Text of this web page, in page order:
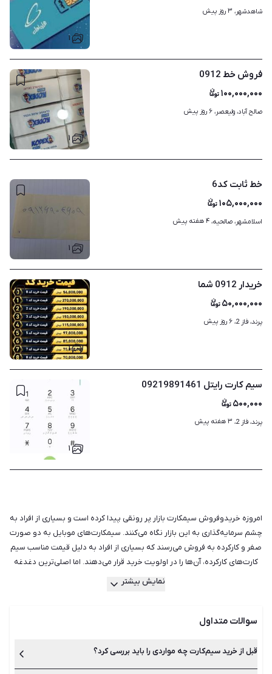
۱
شاهدشهر، ۳ روز پیش
۱
فروش خط 0912
۱۰۰,۰۰۰,۰۰۰
صالح آباد، ولیعصر، ۶ روز پیش
۱
خط ثابت کد6
۱۰۵,۰۰۰,۰۰۰
اسلامشهر، صالحیه، ۴ هفته پیش
۱
خریدار 0912 شما
۵۰,۰۰۰,۰۰۰
پرند، فاز 2، ۶ روز پیش
۱
سیم کارت رایتل 09219891461
۵۰۰,۰۰۰
پرند، فاز 2، ۳ هفته پیش
امروزه خریدوفروش سیمکارت بازار پر رونقی پیدا کرده است و بسیاری از افراد به
چشم سرمایه‌گذاری به این بازار نگاه می‌کنند. سیمکارت‌های موبایل به دو صورت
صفر و کارکرده به فروش می‌رسند که بسیاری از افراد به دلیل قیمت مناسب سیم
کارت‌های کارکرده، آن‌ها را در اولویت خرید قرار می‌دهند. اما اصلی‌ترین دغدغه
هنگام خرید سیم کارت کارکرده این است که ممکن است مجبور باشید به کسانی
راه‌حل دیگر این است که به دنبال سیمکارتی باشید که مدت زمان زیاد خاموش
سیمکارت باید مواردی مانند تعیین قیمت، استعلام خط و پرداخت بدهی پیشین
نمایش بیشتر
سوالات متداول
قبل از خرید سیم‌کارت چه مواردی را باید بررسی کرد؟